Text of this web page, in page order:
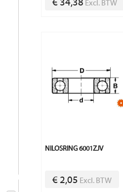
€ 34,38 Excl. BTW
NILOSRING 6001ZJV
€ 2,05 Excl. BTW